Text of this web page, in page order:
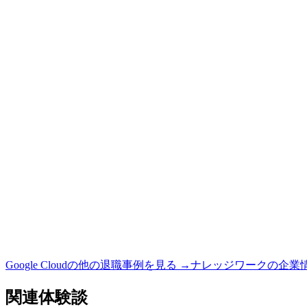
Google Cloudの他の退職事例を見る →ナレッジワークの企業
関連体験談